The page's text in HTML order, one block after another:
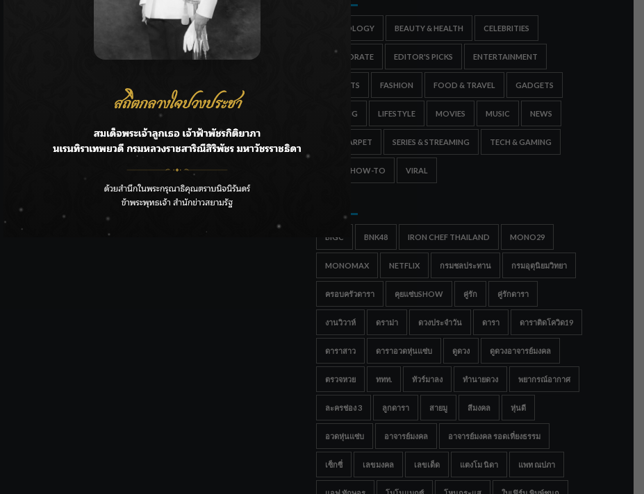
กรมชลฯ รับฟังประชาชน ติดตามแก้ปัญหาโครงการประตู
ลาโลกนี้ ให้ใส่บาตรสิ่งนั้นไว้ตอนยังมีชีวิต”
ราชเลขานุการในพระองค์ฯ ติดตามโครงการหุบกะพง–ห้วย
ทรายใต้ เสริมความมั่นคงน้ำเพชรบุรี
ตรอง “G.O.A.T”
กรมชลฯ เกาะติดฝนทั่วประเทศ เตรียมเครื่องจักรรับมือน้ำ
ASTROLOGY BEAUTY & HEALTH CELEBRITIES
CORPORATE EDITOR'S PICKS ENTERTAINMENT
ESPORTS FASHION FOOD & TRAVEL GADGETS
GAMING LIFESTYLE MOVIES MUSIC NEWS
RED CARPET SERIES & STREAMING TECH & GAMING
TIPS & HOW-TO VIRAL
BIGC BNK48 IRON CHEF THAILAND MONO29
MONOMAX NETFLIX กรมชลประทาน กรมอุตุนิยมวิทยา
ครอบครัวดารา คุยแซ่บSHOW คู่รัก คู่รักดารา
งานวิวาห์ ดราม่า ดวงประจำวัน ดารา ดาราติดโควิด19
ดาราสาว ดาราอวดหุ่นแซ่บ ดูดวง ดูดวงอาจารย์มงคล
ตรวจหวย ททท. ทัวร์มาลง ทำนายดวง พยากรณ์อากาศ
ละครช่อง 3 ลูกดารา สายมู สีมงคล หุ่นดี
อวดหุ่นแซ่บ อาจารย์มงคล อาจารย์มงคล รอดเที่ยงธรรม
เซ็กซี่ เลขมงคล เลขเด็ด แตงโม นิดา แพท ณปภา